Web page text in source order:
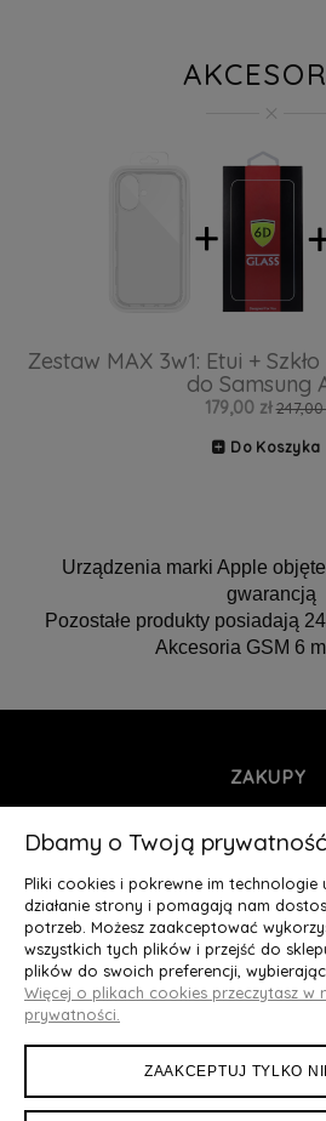
Zestaw MAX 3w1: Etui +
do Samsung
179,00 zł 247,00
Do Koszyka
Urządzenia marki Apple
gwarancją
Pozostałe produkty posiadają
Akcesoria GSM 6
ZAKUPY
INFORMACJE
MOJE
O NAS
Deluxury.pl
Dbamy o Twoją prywatność
Pliki cookies i pokrewne im technologie
działanie strony i pomagają nam
potrzeb. Możesz zaakceptować
wszystkich tych plików i przejść do
plików do swoich preferencji,
Więcej o plikach cookies przeczytasz w
prywatności.
ZAAKCEPTUJ TYLKO